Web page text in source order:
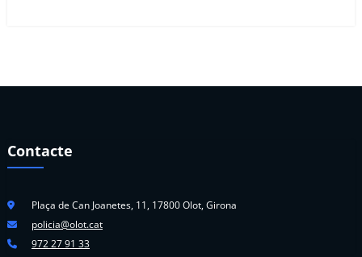
Contacte
Plaça de Can Joanetes, 11, 17800 Olot, Girona
policia@olot.cat
972 27 91 33